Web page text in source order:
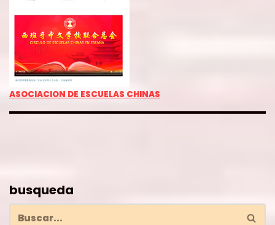
ASOCIACION DE ESCUELAS CHINAS
busqueda